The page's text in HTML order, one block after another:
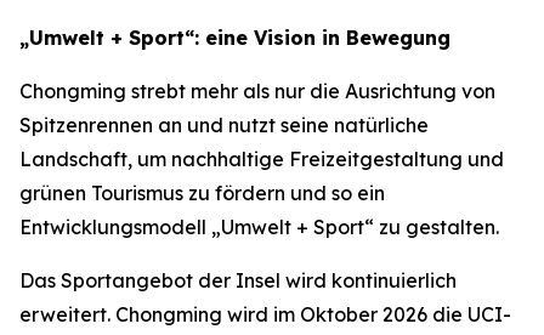
„Umwelt + Sport“: eine Vision in Bewegung
Chongming strebt mehr als nur die Ausrichtung von
Spitzenrennen an und nutzt seine natürliche
Landschaft, um nachhaltige Freizeitgestaltung und
grünen Tourismus zu fördern und so ein
Entwicklungsmodell „Umwelt + Sport“ zu gestalten.
Das Sportangebot der Insel wird kontinuierlich
erweitert. Chongming wird im Oktober 2026 die UCI-